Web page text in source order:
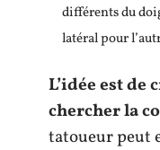
différents du
latéral pour
L’idée est
chercher la
tatoueur peut